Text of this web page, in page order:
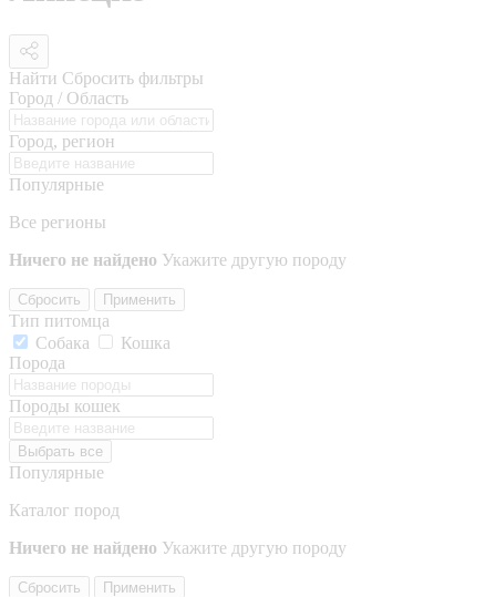
Найти Сбросить фильтры
Город / Область
Город, регион
Популярные
Все регионы
Ничего не найдено Укажите другую породу
Сбросить Применить
Тип питомца
Собака
Кошка
Порода
Породы кошек
Выбрать все
Популярные
Каталог пород
Ничего не найдено Укажите другую породу
Сбросить Применить